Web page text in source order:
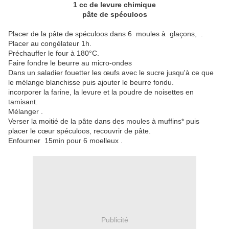
1 cc de levure chimique
pâte de spéculoos
Placer de la pâte de spéculoos dans 6 moules à glaçons, .
Placer au congélateur 1h.
Préchauffer le four à 180°C.
Faire fondre le beurre au micro-ondes
Dans un saladier fouetter les œufs avec le sucre jusqu'à ce que
le mélange blanchisse puis ajouter le beurre fondu.
incorporer la farine, la levure et la poudre de noisettes en
tamisant.
Mélanger .
Verser la moitié de la pâte dans des moules à muffins* puis
placer le cœur spéculoos, recouvrir de pâte.
Enfourner 15min pour 6 moelleux .
Publicité